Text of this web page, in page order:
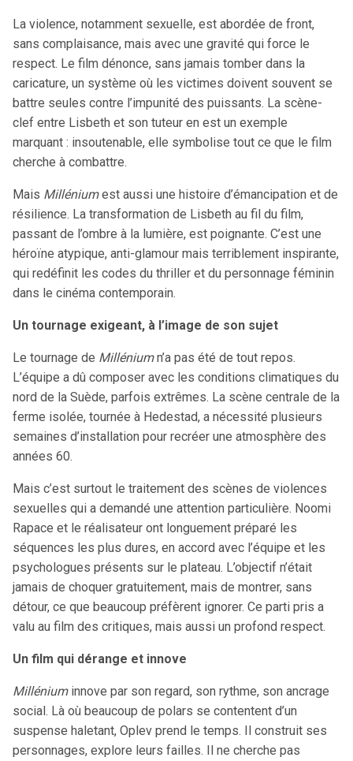
La violence, notamment sexuelle, est abordée de front,
sans complaisance, mais avec une gravité qui force le
respect. Le film dénonce, sans jamais tomber dans la
caricature, un système où les victimes doivent souvent se
battre seules contre l’impunité des puissants. La scène-
clef entre Lisbeth et son tuteur en est un exemple
marquant : insoutenable, elle symbolise tout ce que le film
cherche à combattre.
Mais Milléniumest aussi une histoire d’émancipation et de
résilience. La transformation de Lisbeth au fil du film,
passant de l’ombre à la lumière, est poignante. C’est une
héroïne atypique, anti-glamour mais terriblement inspirante,
qui redéfinit les codes du thriller et du personnage féminin
dans le cinéma contemporain.
Un tournage exigeant, à l’image de son sujet
Le tournage de Milléniumn’a pas été de tout repos.
L’équipe a dû composer avec les conditions climatiques du
nord de la Suède, parfois extrêmes. La scène centrale de la
ferme isolée, tournée à Hedestad, a nécessité plusieurs
semaines d’installation pour recréer une atmosphère des
années 60.
Mais c’est surtout le traitement des scènes de violences
sexuelles qui a demandé une attention particulière. Noomi
Rapace et le réalisateur ont longuement préparé les
séquences les plus dures, en accord avec l’équipe et les
psychologues présents sur le plateau. L’objectif n’était
jamais de choquer gratuitement, mais de montrer, sans
détour, ce que beaucoup préfèrent ignorer. Ce parti pris a
valu au film des critiques, mais aussi un profond respect.
Un film qui dérange et innove
Milléniuminnove par son regard, son rythme, son ancrage
social. Là où beaucoup de polars se contentent d’un
suspense haletant, Oplev prend le temps. Il construit ses
personnages, explore leurs failles. Il ne cherche pas